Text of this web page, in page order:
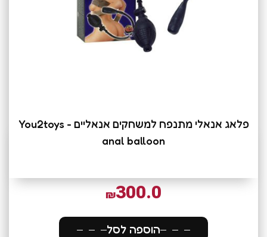
פלאג אנאלי מתנפח למשחקים אנאליים You2toys -
anal balloon
₪300.0
הוספה לסל